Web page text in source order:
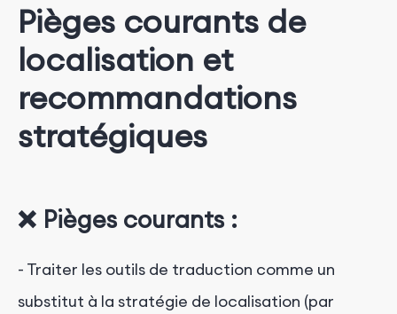
Pièges courants de
localisation et
recommandations
stratégiques
❌ Pièges courants :
- Traiter les outils de traduction comme un
substitut à la stratégie de localisation (par